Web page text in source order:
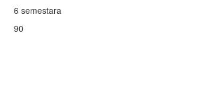
6 semestara
90